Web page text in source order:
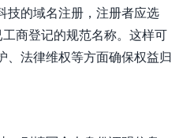
技的域名注册，注册者应选
商登记的规范名称。这样可
、法律维权等方面确保权益归